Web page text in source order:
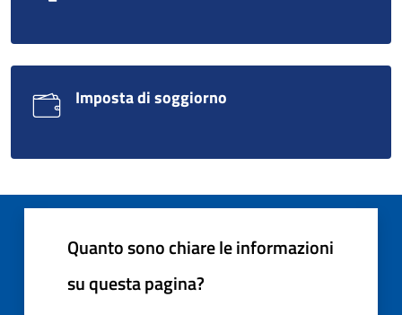
Imposta di soggiorno
Quanto sono chiare le informazioni
su questa pagina?